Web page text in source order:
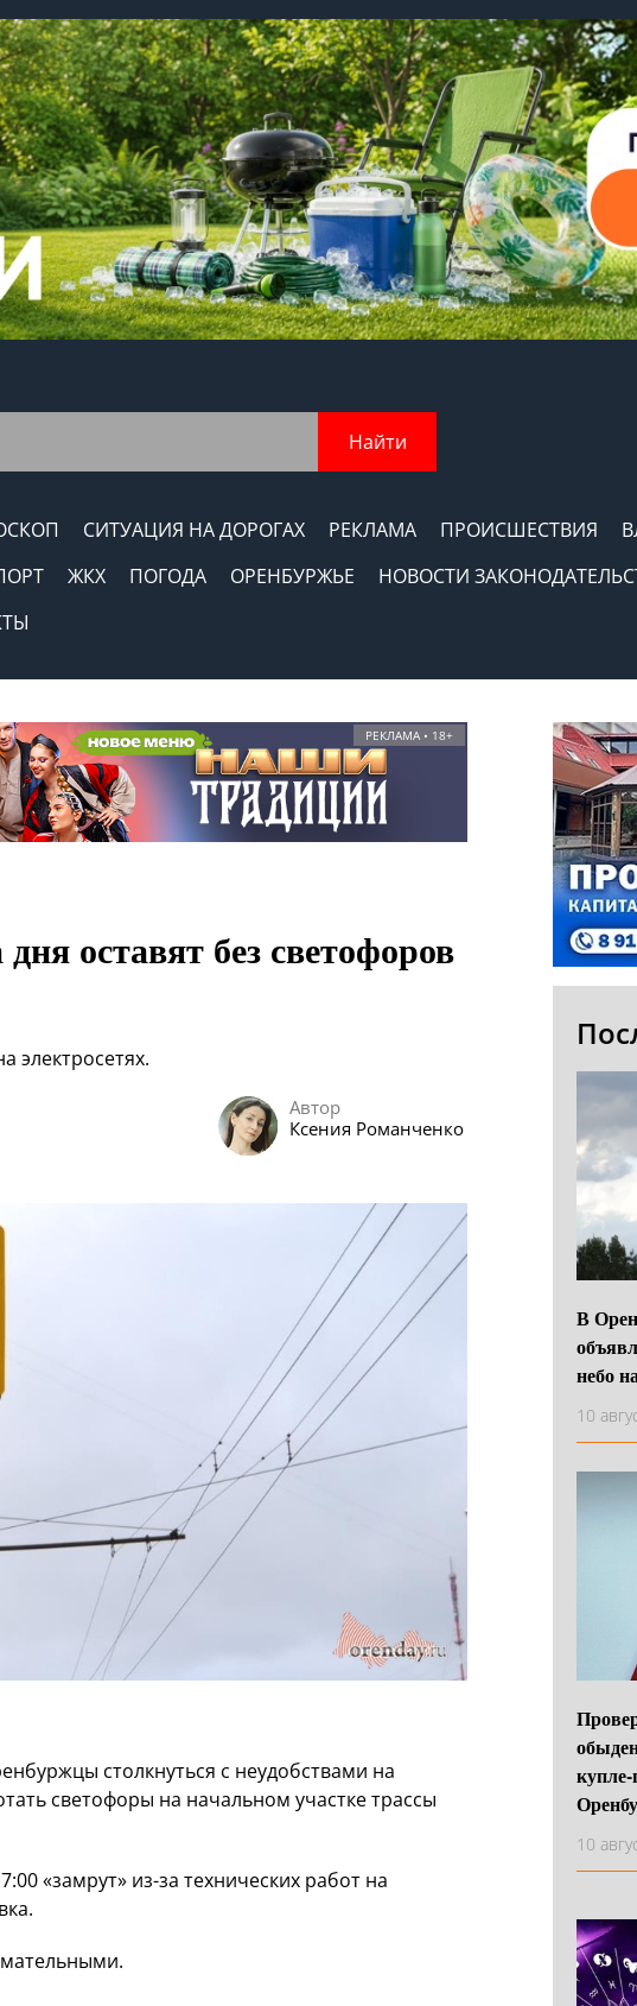
Найти
СИТУАЦИЯ НА ДОРОГАХ РЕКЛАМА ПРОИСШЕСТВИЯ
ЖКХ ПОГОДА ОРЕНБУРЖЬЕ
НОВОСТИ
РЕКЛАМА • 18+
оставят без светофоров
электросетях.
Автор
Ксения Романченко
столкнуться с неудобствами на
светофоры на начальном участке трассы
«замрут» из-за технических работ на
В
небо
10
10